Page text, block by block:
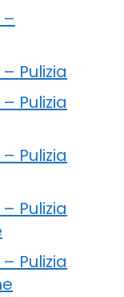
Pulizia
Pulizia
Pulizia
Pulizia
Pulizia